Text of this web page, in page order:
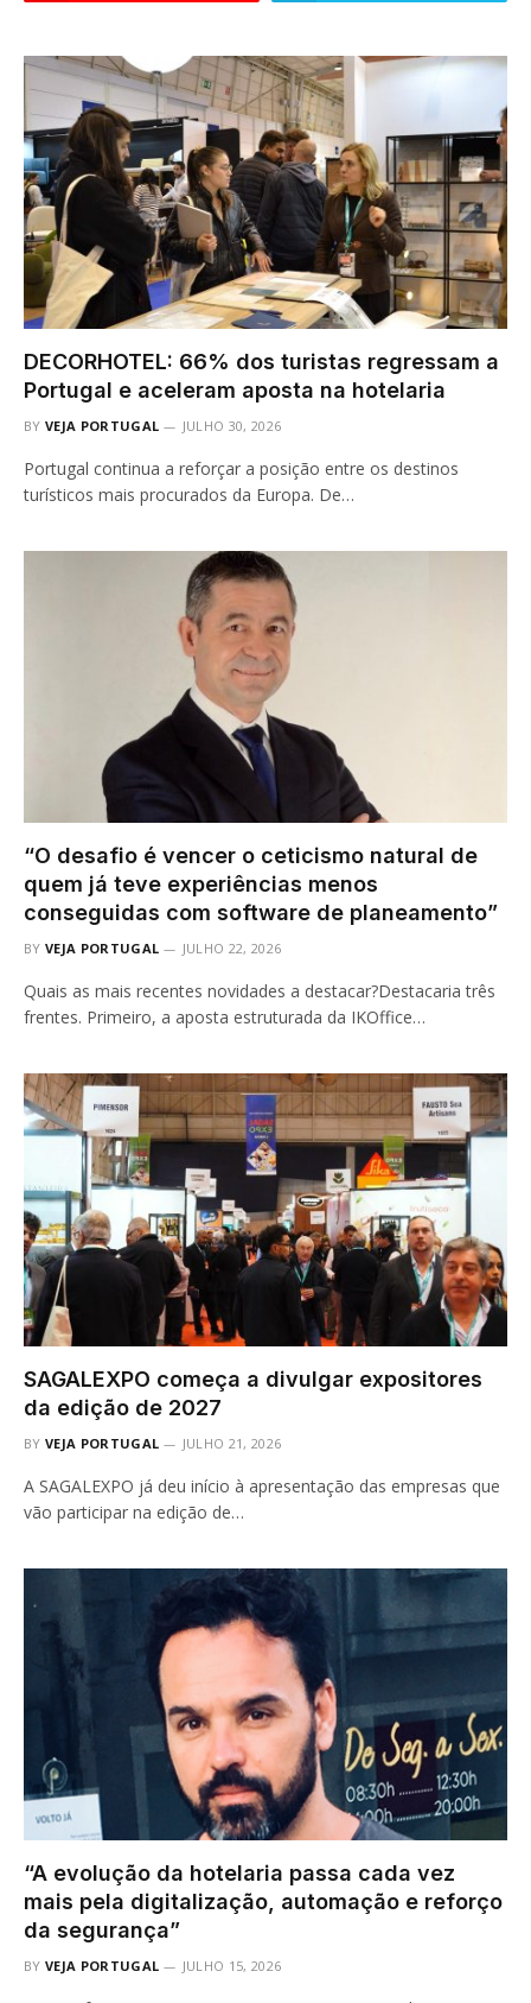
DECORHOTEL: 66% dos turistas regressam a
Portugal e aceleram aposta na hotelaria
BY VEJA PORTUGAL JULHO 30, 2026
Portugal continua a reforçar a posição entre os destinos
turísticos mais procurados da Europa. De…
“O desafio é vencer o ceticismo natural de
quem já teve experiências menos
conseguidas com software de planeamento”
BY VEJA PORTUGAL JULHO 22, 2026
Quais as mais recentes novidades a destacar?Destacaria três
frentes. Primeiro, a aposta estruturada da IKOffice…
SAGALEXPO começa a divulgar expositores
da edição de 2027
BY VEJA PORTUGAL JULHO 21, 2026
A SAGALEXPO já deu início à apresentação das empresas que
vão participar na edição de…
“A evolução da hotelaria passa cada vez
mais pela digitalização, automação e reforço
da segurança”
BY VEJA PORTUGAL JULHO 15, 2026